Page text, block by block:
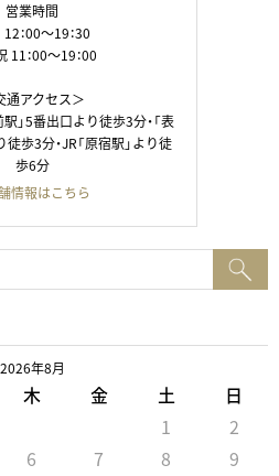
営業時間
：00～19：30
11：00～19：00
通アクセス＞
」5番出口より徒歩3分・「表
歩3分・JR「原宿駅」より徒
歩6分
情報はこちら
2026年8月
木 金 土 日
1
2
6 7 8
9